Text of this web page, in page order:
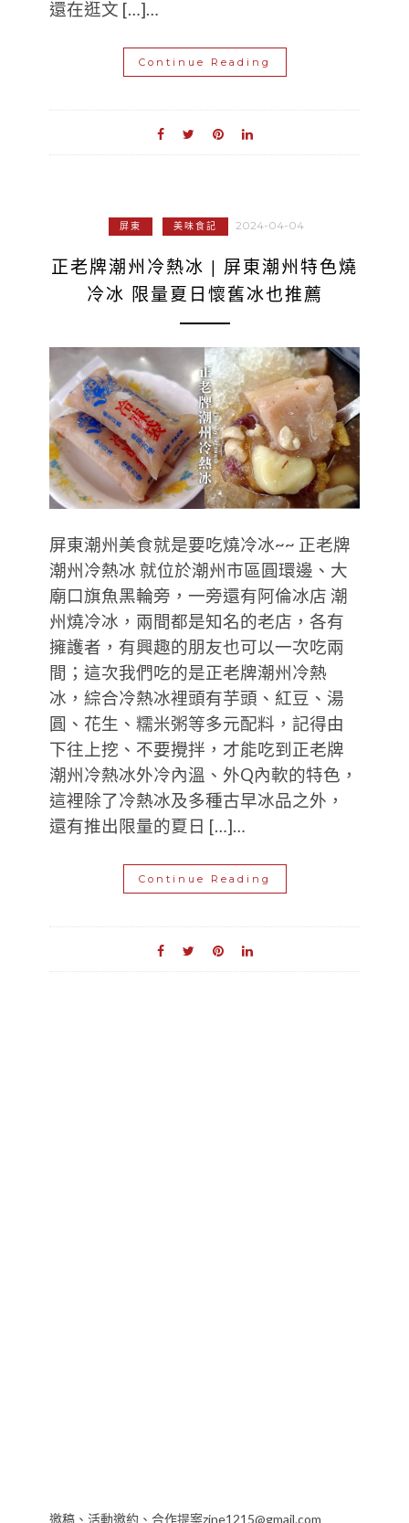
還在逛文 […]…
Continue Reading
屏東 美味食記 2024-04-04
正老牌潮州冷熱冰 | 屏東潮州特色燒
冷冰 限量夏日懷舊冰也推薦
屏東潮州美食就是要吃燒冷冰~~ 正老牌
潮州冷熱冰 就位於潮州市區圓環邊、大
廟口旗魚黑輪旁，一旁還有阿倫冰店 潮
州燒冷冰，兩間都是知名的老店，各有
擁護者，有興趣的朋友也可以一次吃兩
間；這次我們吃的是正老牌潮州冷熱
冰，綜合冷熱冰裡頭有芋頭、紅豆、湯
圓、花生、糯米粥等多元配料，記得由
下往上挖、不要攪拌，才能吃到正老牌
潮州冷熱冰外冷內溫、外Q內軟的特色，
這裡除了冷熱冰及多種古早冰品之外，
還有推出限量的夏日 […]…
Continue Reading
邀稿、活動邀約、合作提案zine1215@gmail.com